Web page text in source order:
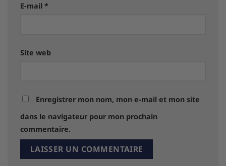
E-mail *
Site web
Enregistrer mon nom, mon e-mail et mon site
dans le navigateur pour mon prochain
commentaire.